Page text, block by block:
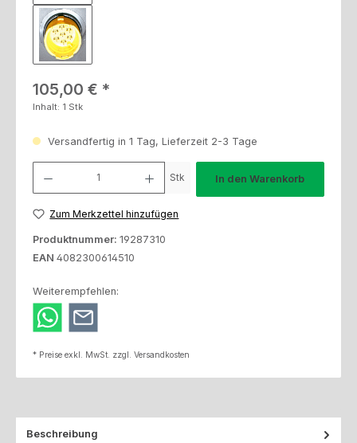
Regulärer Preis:
105,00 €
Inhalt: 1 Stk
Versandfertig in 1 Tag, Lieferzeit 2-3 Tage
Stk In den Warenkorb
Zum Merkzettel hinzufügen
Produktnummer: 19287310
EAN 4082300614510
Weiterempfehlen:
* Preise exkl. MwSt. zzgl. Versandkosten
Beschreibung